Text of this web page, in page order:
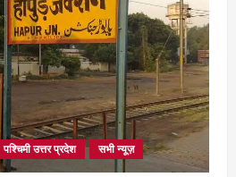
पश्चिमी उत्तर प्रदेश सभी न्यूज़